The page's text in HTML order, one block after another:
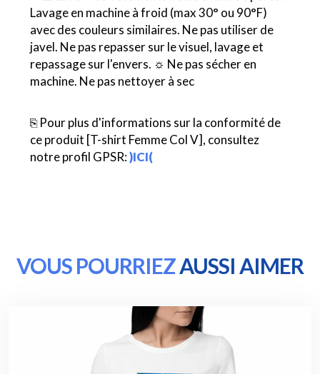
Lavage en machine à froid (max 30° ou 90°F)
avec des couleurs similaires. Ne pas utiliser de
javel. Ne pas repasser sur le visuel, lavage et
repassage sur l'envers. ☼ Ne pas sécher en
machine. Ne pas nettoyer à sec
⎘ Pour plus d'informations sur la conformité de
ce produit [T-shirt Femme Col V], consultez
notre profil GPSR:)ICI(
VOUS POURRIEZAUSSI AIMER